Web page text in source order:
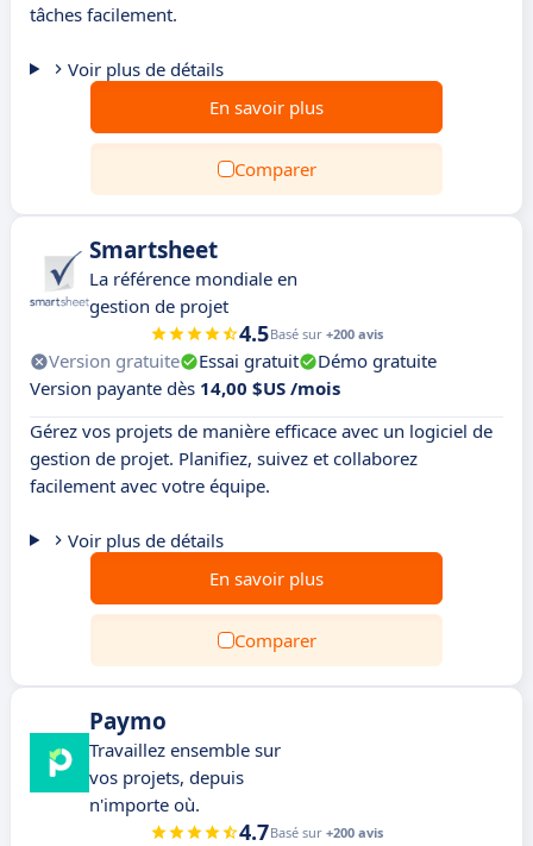
tâches facilement.
Voir plus de détails
En savoir plus
Comparer
Smartsheet
La référence mondiale en
gestion de projet
4.5Basé sur +200 avis
Version gratuite Essai gratuit
Démo gratuite
Version payante dès 14,00 $US /mois
Gérez vos projets de manière efficace avec un logiciel de
gestion de projet. Planifiez, suivez et collaborez
facilement avec votre équipe.
Voir plus de détails
En savoir plus
Comparer
Paymo
Travaillez ensemble sur
vos projets, depuis
n'importe où.
4.7Basé sur +200 avis